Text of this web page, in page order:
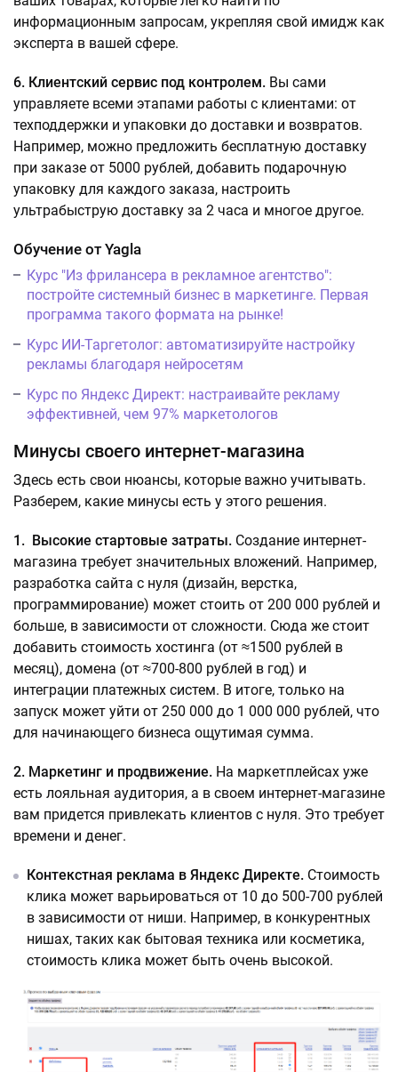
информационным запросам, укрепляя свой имидж как
эксперта в вашей сфере.
6. Клиентский сервис под контролем. Вы сами
управляете всеми этапами работы с клиентами: от
техподдержки и упаковки до доставки и возвратов.
Например, можно предложить бесплатную доставку
при заказе от 5000 рублей, добавить подарочную
упаковку для каждого заказа, настроить
ультрабыструю доставку за 2 часа и многое другое.
Обучение от Yagla
Курс "Из фрилансера в рекламное агентство":
постройте системный бизнес в маркетинге. Первая
программа такого формата на рынке!
Курс ИИ-Таргетолог: автоматизируйте настройку
рекламы благодаря нейросетям
Курс по Яндекс Директ: настраивайте рекламу
эффективней, чем 97% маркетологов
Минусы своего интернет-магазина
Здесь есть свои нюансы, которые важно учитывать.
Разберем, какие минусы есть у этого решения.
1. Высокие стартовые затраты. Создание интернет-
магазина требует значительных вложений. Например,
разработка сайта с нуля (дизайн, верстка,
программирование) может стоить от 200 000 рублей и
больше, в зависимости от сложности. Сюда же стоит
добавить стоимость хостинга (от ≈1500 рублей в
месяц), домена (от ≈700-800 рублей в год) и
интеграции платежных систем. В итоге, только на
запуск может уйти от 250 000 до 1 000 000 рублей, что
для начинающего бизнеса ощутимая сумма.
2. Маркетинг и продвижение. На маркетплейсах уже
есть лояльная аудитория, а в своем интернет-магазине
вам придется привлекать клиентов с нуля. Это требует
времени и денег.
Контекстная реклама в Яндекс Директе. Стоимость
клика может варьироваться от 10 до 500-700 рублей
в зависимости от ниши. Например, в конкурентных
нишах, таких как бытовая техника или косметика,
стоимость клика может быть очень высокой.